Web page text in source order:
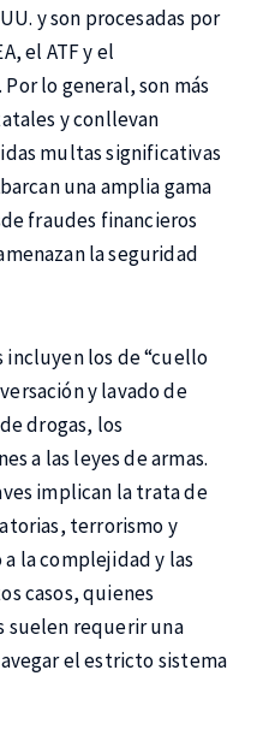
y son procesadas por
el ATF y el
lo general, son más
y conllevan
multas significativas
una amplia gama
fraudes financieros
la seguridad
los de “cuello
y lavado de
drogas, los
a las leyes de armas.
implican la trata de
terrorismo y
la complejidad y las
casos, quienes
suelen requerir una
el estricto sistema